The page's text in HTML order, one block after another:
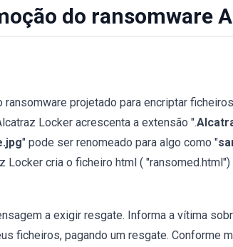
do ransomware
projetado para encriptar
Locker acrescenta a extensão ".
" pode ser renomeado para algo como "
Locker cria o ficheiro html (
a exigir resgate. Informa a vítima
ficheiros, pagando um resgate. Conforme